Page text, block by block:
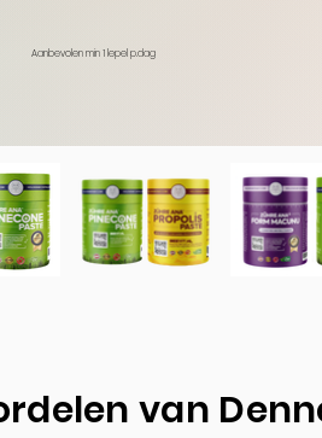
Aanbevolen min 1 lepel p.dag
van